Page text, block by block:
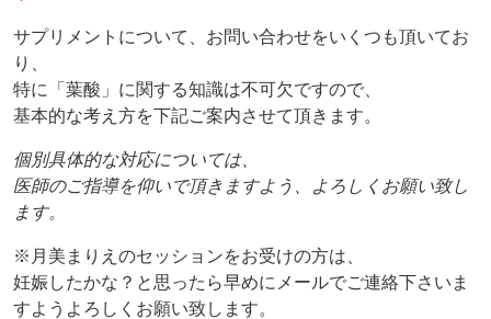
サプリメントについて、お問い合わせをいくつも頂いてお
り、
特に「葉酸」に関する知識は不可欠ですので、
基本的な考え方を下記ご案内させて頂きます。
個別具体的な対応については、
医師のご指導を仰いで頂きますよう、よろしくお願い致し
ます。
※月美まりえのセッションをお受けの方は、
妊娠したかな？と思ったら早めにメールでご連絡下さいま
すようよろしくお願い致します。